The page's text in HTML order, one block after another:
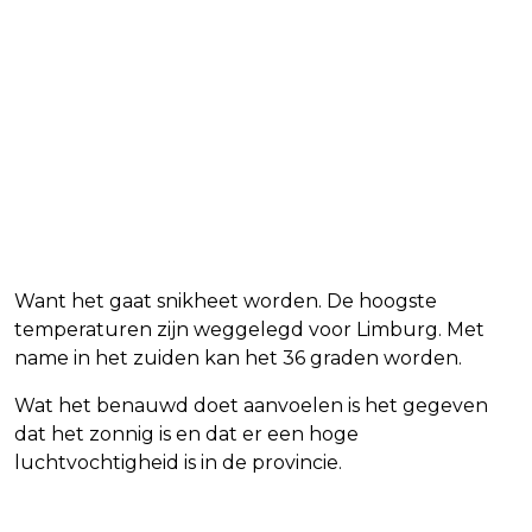
Want het gaat snikheet worden. De hoogste
temperaturen zijn weggelegd voor Limburg. Met
name in het zuiden kan het 36 graden worden.
Wat het benauwd doet aanvoelen is het gegeven
dat het zonnig is en dat er een hoge
luchtvochtigheid is in de provincie.